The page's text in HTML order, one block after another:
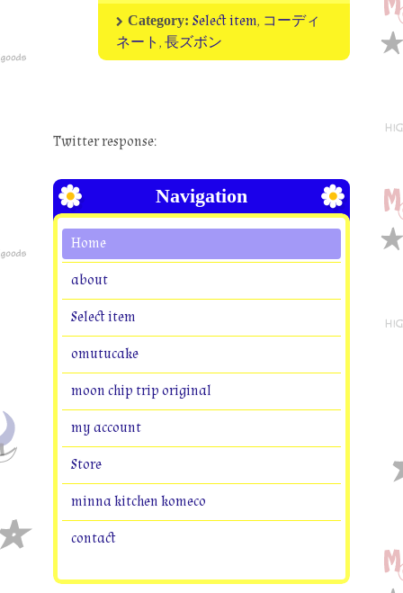
Category: Select item, コーディ
ネート,長ズボン
Twitter response:
Navigation
Home
about
Select item
omutucake
moon chip trip original
my account
Store
minna kitchen komeco
contact